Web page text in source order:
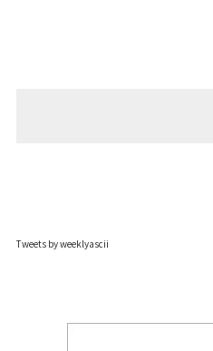
Tweets by weeklyascii